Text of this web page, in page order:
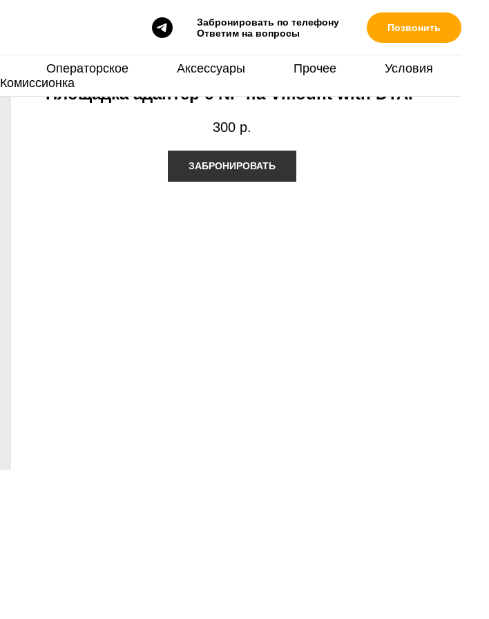
Забронировать по телефону
Ответим на вопросы
Позвонить
Операторское Аксессуары Прочее
Условия
Комиссионка
Площадка адаптер с NP на Vmount with DTAP
300 р.
ЗАБРОНИРОВАТЬ